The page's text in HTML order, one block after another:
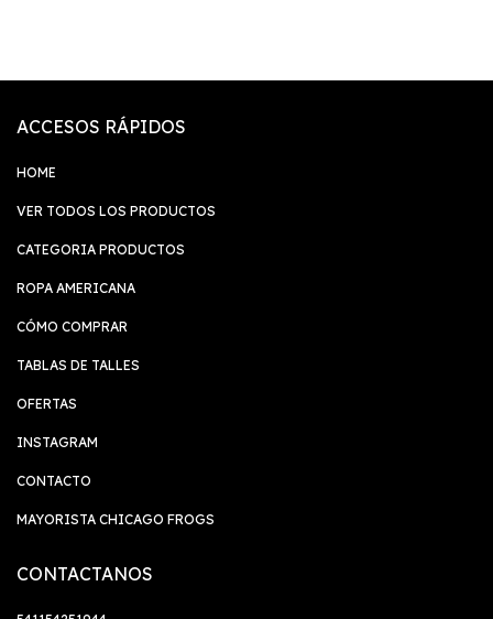
ACCESOS RÁPIDOS
HOME
VER TODOS LOS PRODUCTOS
CATEGORIA PRODUCTOS
ROPA AMERICANA
CÓMO COMPRAR
TABLAS DE TALLES
OFERTAS
INSTAGRAM
CONTACTO
MAYORISTA CHICAGO FROGS
CONTACTANOS